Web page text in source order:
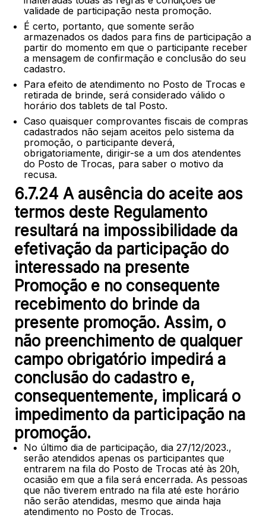
validade de participação nesta promoção.
É certo, portanto, que somente serão
armazenados os dados para fins de participação a
partir do momento em que o participante receber
a mensagem de confirmação e conclusão do seu
cadastro.
Para efeito de atendimento no Posto de Trocas e
retirada de brinde, será considerado válido o
horário dos tablets de tal Posto.
Caso quaisquer comprovantes fiscais de compras
cadastrados não sejam aceitos pelo sistema da
promoção, o participante deverá,
obrigatoriamente, dirigir-se a um dos atendentes
do Posto de Trocas, para saber o motivo da
recusa.
6.7.24 A ausência do aceite aos
termos deste Regulamento
resultará na impossibilidade da
efetivação da participação do
interessado na presente
Promoção e no consequente
recebimento do brinde da
presente promoção. Assim, o
não preenchimento de qualquer
campo obrigatório impedirá a
conclusão do cadastro e,
consequentemente, implicará o
impedimento da participação na
promoção.
No último dia de participação, dia 27/12/2023.,
serão atendidos apenas os participantes que
entrarem na fila do Posto de Trocas até às 20h,
ocasião em que a fila será encerrada. As pessoas
que não tiverem entrado na fila até este horário
não serão atendidas, mesmo que ainda haja
atendimento no Posto de Trocas.